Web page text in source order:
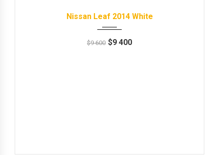
Nissan Leaf 2014 White
$9 600 $9 400